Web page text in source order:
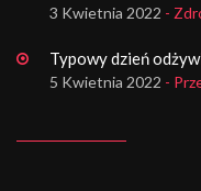
3 Kwietnia 2022 -
Typowy dzień
5 Kwietnia 2022 -